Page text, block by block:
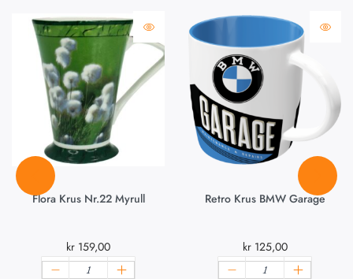
Flora Krus Nr.22 Myrull
kr 159,00
Retro Krus BMW Garage
kr125,00